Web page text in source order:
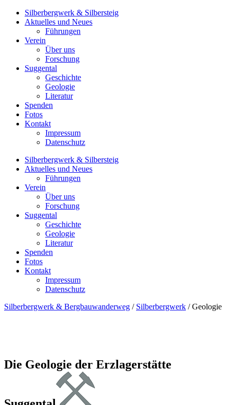
Silberbergwerk & Silbersteig
Aktuelles und Neues
Führungen
Verein
Über uns
Forschung
Suggental
Geschichte
Geologie
Literatur
Spenden
Fotos
Kontakt
Impressum
Datenschutz
Silberbergwerk & Silbersteig
Aktuelles und Neues
Führungen
Verein
Über uns
Forschung
Suggental
Geschichte
Geologie
Literatur
Spenden
Fotos
Kontakt
Impressum
Datenschutz
Silberbergwerk & Bergbauwanderweg / Silberbergwerk /Geologie
Die Geologie der Erzlagerstätte